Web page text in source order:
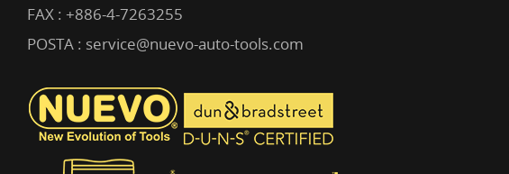
FAX : +886-4-7263255
POSTA : service@nuevo-auto-tools.com